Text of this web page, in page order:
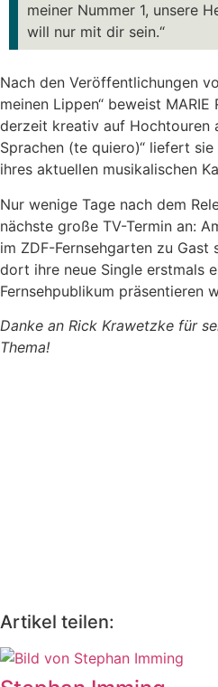
meiner Nummer 1, unsere
will nur mit dir sein.“
Nach den Veröffentlichungen
meinen Lippen“ beweist MARIE
derzeit kreativ auf Hochtouren
Sprachen (te quiero)“ liefert
ihres aktuellen musikalischen
Nur wenige Tage nach dem
nächste große TV-Termin an:
im ZDF-Fernsehgarten zu Gast
dort ihre neue Single erstmals
Fernsehpublikum präsentieren
Danke an Rick Krawetzke für
Thema!
Artikel teilen: